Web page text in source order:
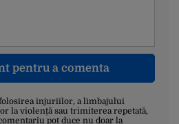
pentru a comenta
folosirea injuriilor, a limbajului
la violență sau trimiterea repetată,
pot duce nu doar la